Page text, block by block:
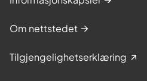
Om nettstedet
Tilgjengelighetserklæring